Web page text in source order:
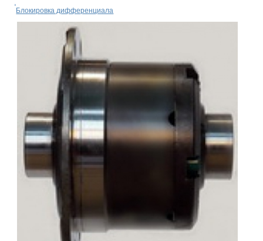
Блокировка дифференциала